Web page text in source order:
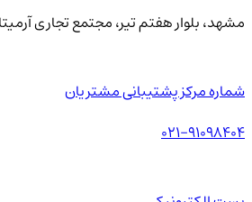
مشهد، بلوار هفتم تیر، مجتمع تجاری آرمیتاژ
شماره مرکز پشتیبانی مشتریان
021-91098404